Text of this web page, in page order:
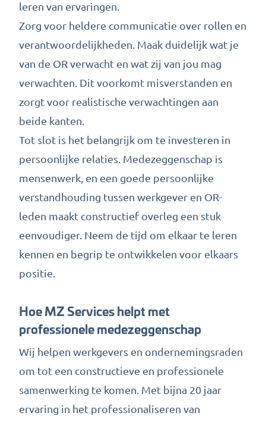
leren van ervaringen.
Zorg voor heldere communicatie over rollen en
verantwoordelijkheden. Maak duidelijk wat je
van de OR verwacht en wat zij van jou mag
verwachten. Dit voorkomt misverstanden en
zorgt voor realistische verwachtingen aan
beide kanten.
Tot slot is het belangrijk om te investeren in
persoonlijke relaties. Medezeggenschap is
mensenwerk, en een goede persoonlijke
verstandhouding tussen werkgever en OR-
leden maakt constructief overleg een stuk
eenvoudiger. Neem de tijd om elkaar te leren
kennen en begrip te ontwikkelen voor elkaars
positie.
Hoe MZ Services helpt met
professionele medezeggenschap
Wij helpen werkgevers en ondernemingsraden
om tot een constructieve en professionele
samenwerking te komen. Met bijna 20 jaar
ervaring in het professionaliseren van